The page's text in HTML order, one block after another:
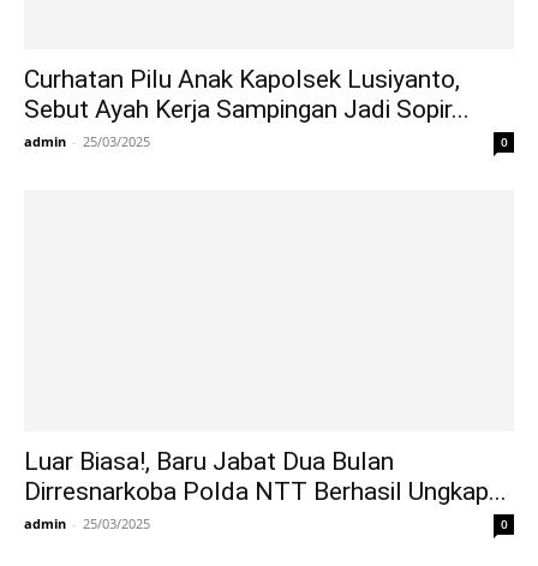
Curhatan Pilu Anak Kapolsek Lusiyanto,
Sebut Ayah Kerja Sampingan Jadi Sopir...
admin - 25/03/2025 0
Luar Biasa!, Baru Jabat Dua Bulan
Dirresnarkoba Polda NTT Berhasil Ungkap...
admin - 25/03/2025 0